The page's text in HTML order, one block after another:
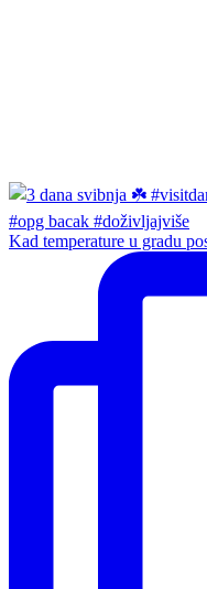
Kad temperature u gradu